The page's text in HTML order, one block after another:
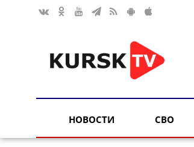
НОВОСТИ СВО